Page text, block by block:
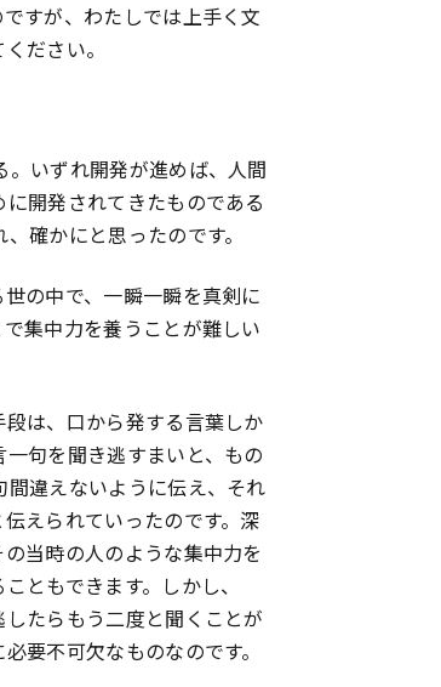
すが、わたしでは上手く文
ださい。
いずれ開発が進めば、人間
開発されてきたものである
確かにと思ったのです。
の中で、一瞬一瞬を真剣に
集中力を養うことが難しい
は、口から発する言葉しか
句を聞き逃すまいと、もの
違えないように伝え、それ
えられていったのです。深
当時の人のような集中力を
ともできます。しかし、
たらもう二度と聞くことが
要不可欠なものなのです。